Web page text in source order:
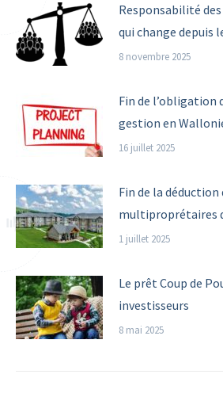
Responsabilité
qui change depuis
8 novembre 2025
Fin de l’obligation
gestion en
16 juillet 2025
Fin de la
multiproprétaires
1 juillet 2025
Le prêt Coup de
investisseurs
8 mai 2025